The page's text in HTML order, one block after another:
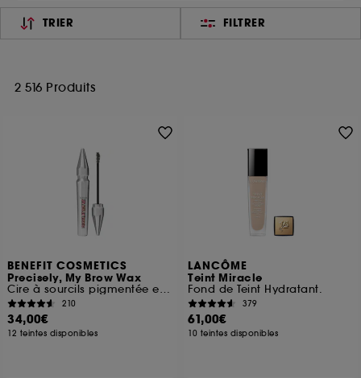
TRIER FILTRER
2 516 Produits
BENEFIT COSMETICS
Precisely, My Brow Wax
Cire à sourcils pigmentée et structurante
210
34,00€
12 teintes disponibles
LANCÔME
Teint Miracle
Fond de Teint Hydratant.
379
61,00€
10 teintes disponibles